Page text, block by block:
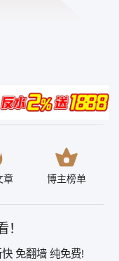
章 博主榜单
！
免翻墙 纯免费!